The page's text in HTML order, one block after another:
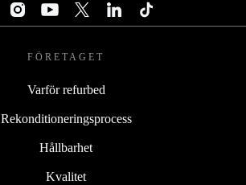
FÖRETAGET
Varför refurbed
Rekonditioneringsprocess
Hållbarhet
Kvalitet